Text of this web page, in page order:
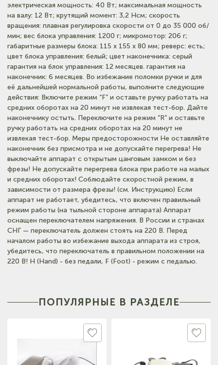
электрическая мощность: 40 Вт; максимальная мощность
на валу: 12 Вт; крутящий момент: 3,2 Нсм; скорость
вращения: плавная регулировка скорости от 0 до 35 000 об/
мин; вес блока управления: 1200 г; микромотор: 206 г;
габаритные размеры блока: 115 x 155 x 80 мм; реверс: есть;
цвет блока управления: белый; цвет наконечника: серый
гарантия на блок управления: 12 месяцев. гарантия на
наконечник: 6 месяцев. Во избежание поломки ручки и для
её дальнейшей нормальной работы, выполните следующие
действия: Включите режим “F” и оставьте ручку работать на
средних оборотах на 20 минут не извлекая тест-бор. Дайте
наконечнику остыть. Переключите на режим “R” и оставьте
ручку работать на средних оборотах на 20 минут не
извлекая тест-бор. Меры предосторожности Не оставляйте
наконечник без присмотра и не допускайте перегрева! Не
выключайте аппарат с открытым цанговым замком и без
фрезы! Не допускайте перегрева блока при работе на малых
и средних оборотах! Соблюдайте скоростной режим, в
зависимости от размера фрезы! (см. Инструкцию) Если
аппарат не работает, убедитесь, что включен правильный
режим работы (на тыльной стороне аппарата) Аппарат
оснащен переключателем напряжения. В России и странах
СНГ — переключатель должен стоять на 220 В. Перед
началом работы во избежание выхода аппарата из строя,
убедитесь, что переключатель в правильном положении на
220 В! H (Hand) - без педали, F (Foot) - режим с педалью.
ПОПУЛЯРНЫЕ В РАЗДЕЛЕ